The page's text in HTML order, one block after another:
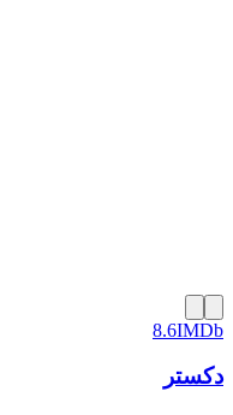
8.6IMDb
دکستر